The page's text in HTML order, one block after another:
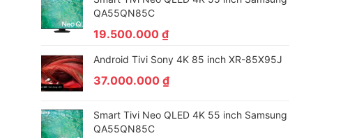
QA55QN85C
19.500.000₫
Android Tivi Sony 4K 85 inch XR-85X95J
37.000.000₫
Smart Tivi Neo QLED 4K 55 inch Samsung
QA55QN85C